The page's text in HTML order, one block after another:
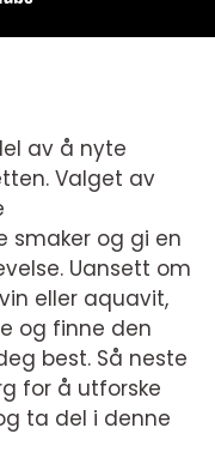
av å nyte
Valget av
smaker og gi en
Uansett om
eller aquavit,
og finne den
best. Så neste
for å utforske
ta del i denne